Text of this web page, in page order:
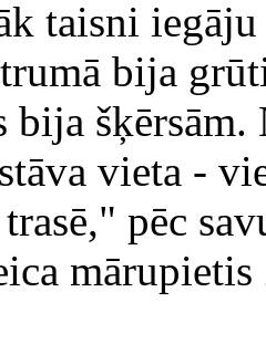
taisni iegāju
bija
bija
vieta -
pēc